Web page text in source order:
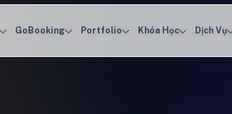
GoBooking Portfolio Khóa Học Dịch Vụ